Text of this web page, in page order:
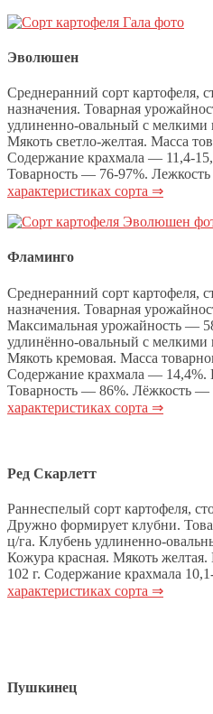
Эволюшен
Среднеранний сорт картофеля,
назначения. Товарная
удлиненно-овальный с мелкими
Мякоть светло-желтая. Масса
Содержание крахмала — 11,4-
Товарность — 76-97%.
характеристиках сорта ⇒
Фламинго
Среднеранний сорт картофеля,
назначения. Товарная
Максимальная урожайность —
удлинённо-овальный с мелкими
Мякоть кремовая. Масса
Содержание крахмала —
Товарность — 86%. Лёжкость —
характеристиках сорта ⇒
Ред Скарлетт
Раннеспелый сорт картофеля,
Дружно формирует клубни.
ц/га. Клубень удлиненно-
Кожура красная. Мякоть
102 г. Содержание крахмала
характеристиках сорта ⇒
Пушкинец